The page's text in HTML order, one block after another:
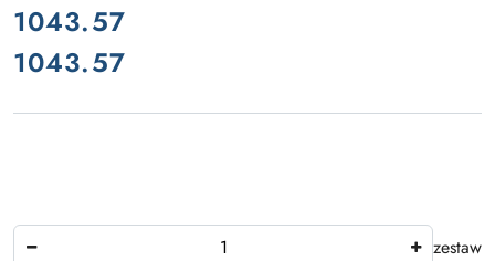
cena:
1043.57
Cena:
1043.57
zestaw